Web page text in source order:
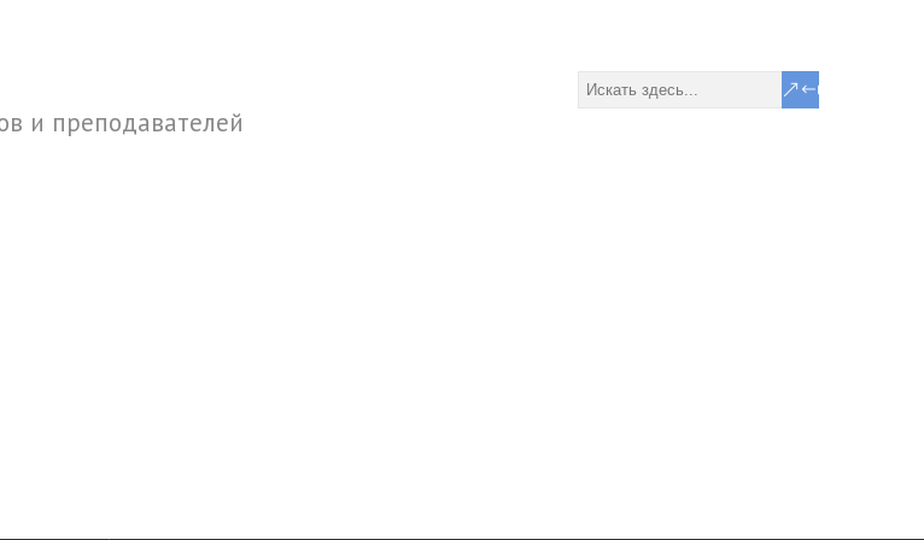
и преподавателей